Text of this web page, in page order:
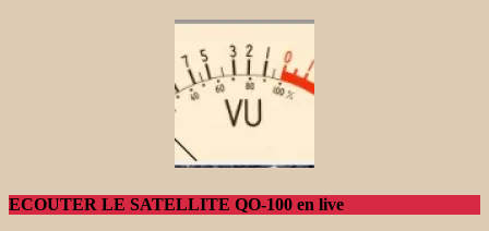
ECOUTER LE SATELLITE QO-100 en live